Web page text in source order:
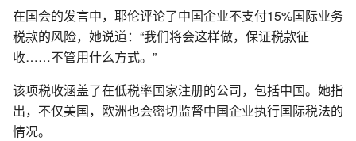
在国会的发言中，耶伦评论了中国企业不支付15%国际业务
税款的风险，她说道：“我们将会这样做，保证税款征
收……不管用什么方式。”
该项税收涵盖了在低税率国家注册的公司，包括中国。她指
出，不仅美国，欧洲也会密切监督中国企业执行国际税法的
情况。